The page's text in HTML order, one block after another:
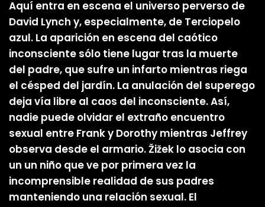
Aquí entra en escena el universo perverso de
David Lynch y, especialmente, de Terciopelo
azul. La aparición en escena del caótico
inconsciente sólo tiene lugar tras la muerte
del padre, que sufre un infarto mientras riega
el césped del jardín. La anulación del superego
deja vía libre al caos del inconsciente. Así,
nadie puede olvidar el extraño encuentro
sexual entre Frank y Dorothy mientras Jeffrey
observa desde el armario. Žižek lo asocia con
un un niño que ve por primera vez la
incomprensible realidad de sus padres
manteniendo una relación sexual. El